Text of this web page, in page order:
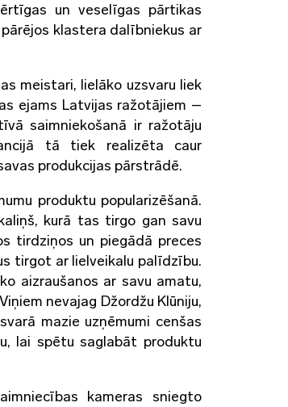
un veselīgas pārtikas
klastera dalībniekus ar
meistari, lielāko uzsvaru liek
ejams Latvijas ražotājiem –
saimniekošanā ir ražotāju
tā tiek realizēta caur
produkcijas pārstrādē.
produktu popularizēšanā.
kurā tas tirgo gan savu
tirdziņos un piegādā preces
tirgot ar lielveikalu palīdzību.
aizraušanos ar savu amatu,
nevajag Džordžu Klūniju,
mazie uzņēmumi cenšas
lai spētu saglabāt produktu
kameras sniegto